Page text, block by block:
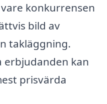
vare konkurrensen
bild av
takläggning.
erbjudanden kan
prisvärda